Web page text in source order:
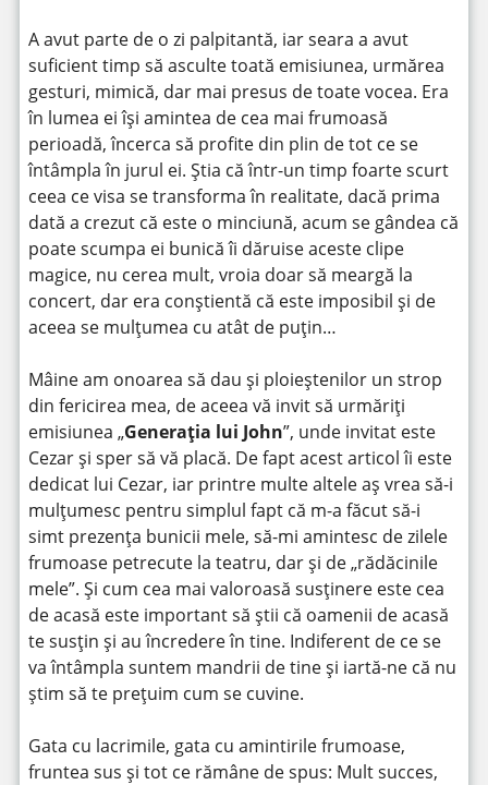
A avut parte de o zi palpitantă, iar seara a avut
suficient timp să asculte toată emisiunea, urmărea
gesturi, mimică, dar mai presus de toate vocea. Era
în lumea ei își amintea de cea mai frumoasă
perioadă, încerca să profite din plin de tot ce se
întâmpla în jurul ei. Știa că într-un timp foarte scurt
ceea ce visa se transforma în realitate, dacă prima
dată a crezut că este o minciună, acum se gândea că
poate scumpa ei bunică îi dăruise aceste clipe
magice, nu cerea mult, vroia doar să meargă la
concert, dar era conștientă că este imposibil și de
aceea se mulțumea cu atât de puțin…
Mâine am onoarea să dau și ploieștenilor un strop
din fericirea mea, de aceea vă invit să urmăriți
emisiunea „Generația lui John”, unde invitat este
Cezar și sper să vă placă. De fapt acest articol îi este
dedicat lui Cezar, iar printre multe altele aș vrea să-i
mulțumesc pentru simplul fapt că m-a făcut să-i
simt prezența bunicii mele, să-mi amintesc de zilele
frumoase petrecute la teatru, dar și de „rădăcinile
mele”. Și cum cea mai valoroasă susținere este cea
de acasă este important să știi că oamenii de acasă
te susțin și au încredere în tine. Indiferent de ce se
va întâmpla suntem mandrii de tine și iartă-ne că nu
știm să te prețuim cum se cuvine.
Gata cu lacrimile, gata cu amintirile frumoase,
fruntea sus și tot ce rămâne de spus: Mult succes,